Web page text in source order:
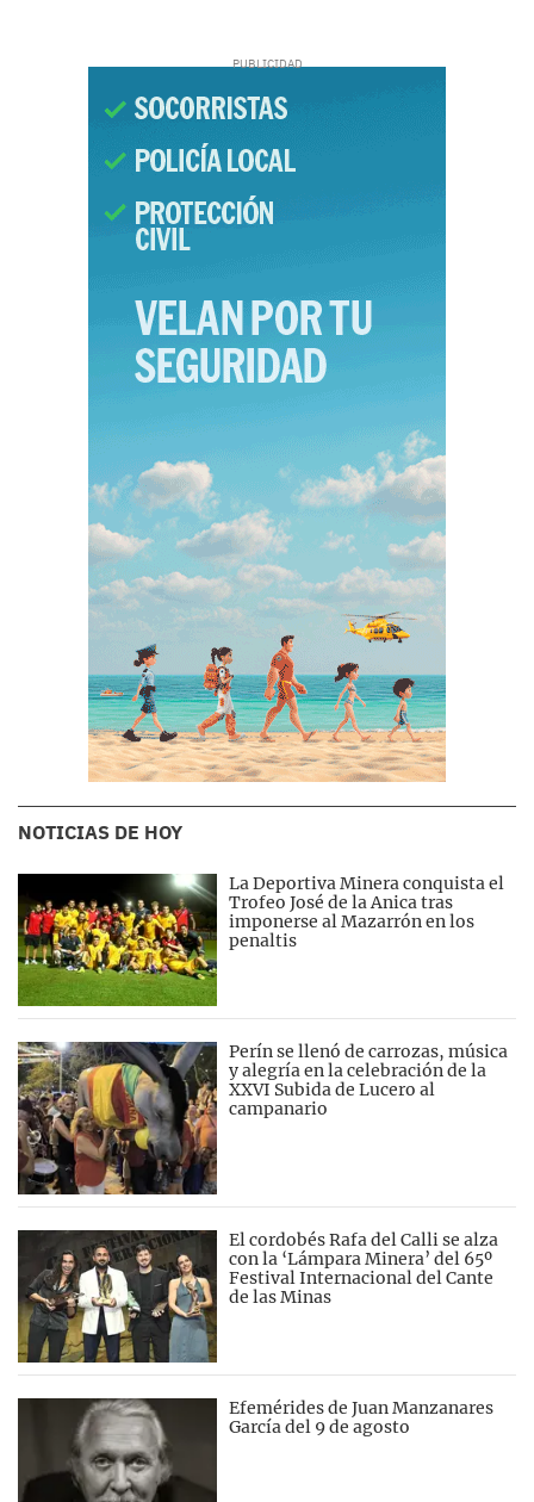
NOTICIAS DE HOY
La Deportiva Minera conquista el
Trofeo José de la Anica tras
imponerse al Mazarrón en los
penaltis
Perín se llenó de carrozas, música
y alegría en la celebración de la
XXVI Subida de Lucero al
campanario
El cordobés Rafa del Calli se alza
con la ‘Lámpara Minera’ del 65º
Festival Internacional del Cante
de las Minas
Efemérides de Juan Manzanares
García del 9 de agosto